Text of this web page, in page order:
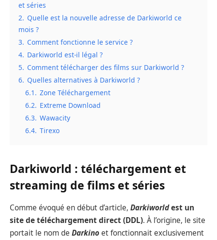
et séries
2. Quelle est la nouvelle adresse de Darkiworld ce
mois ?
3. Comment fonctionne le service ?
4. Darkiworld est-il légal ?
5. Comment télécharger des films sur Darkiworld ?
6. Quelles alternatives à Darkiworld ?
6.1. Zone Téléchargement
6.2. Extreme Download
6.3. Wawacity
6.4. Tirexo
Darkiworld : téléchargement et
streaming de films et séries
Comme évoqué en début d’article, Darkiworldest un
site de téléchargement direct (DDL). À l’origine, le site
portait le nom de Darkinoet fonctionnait exclusivement